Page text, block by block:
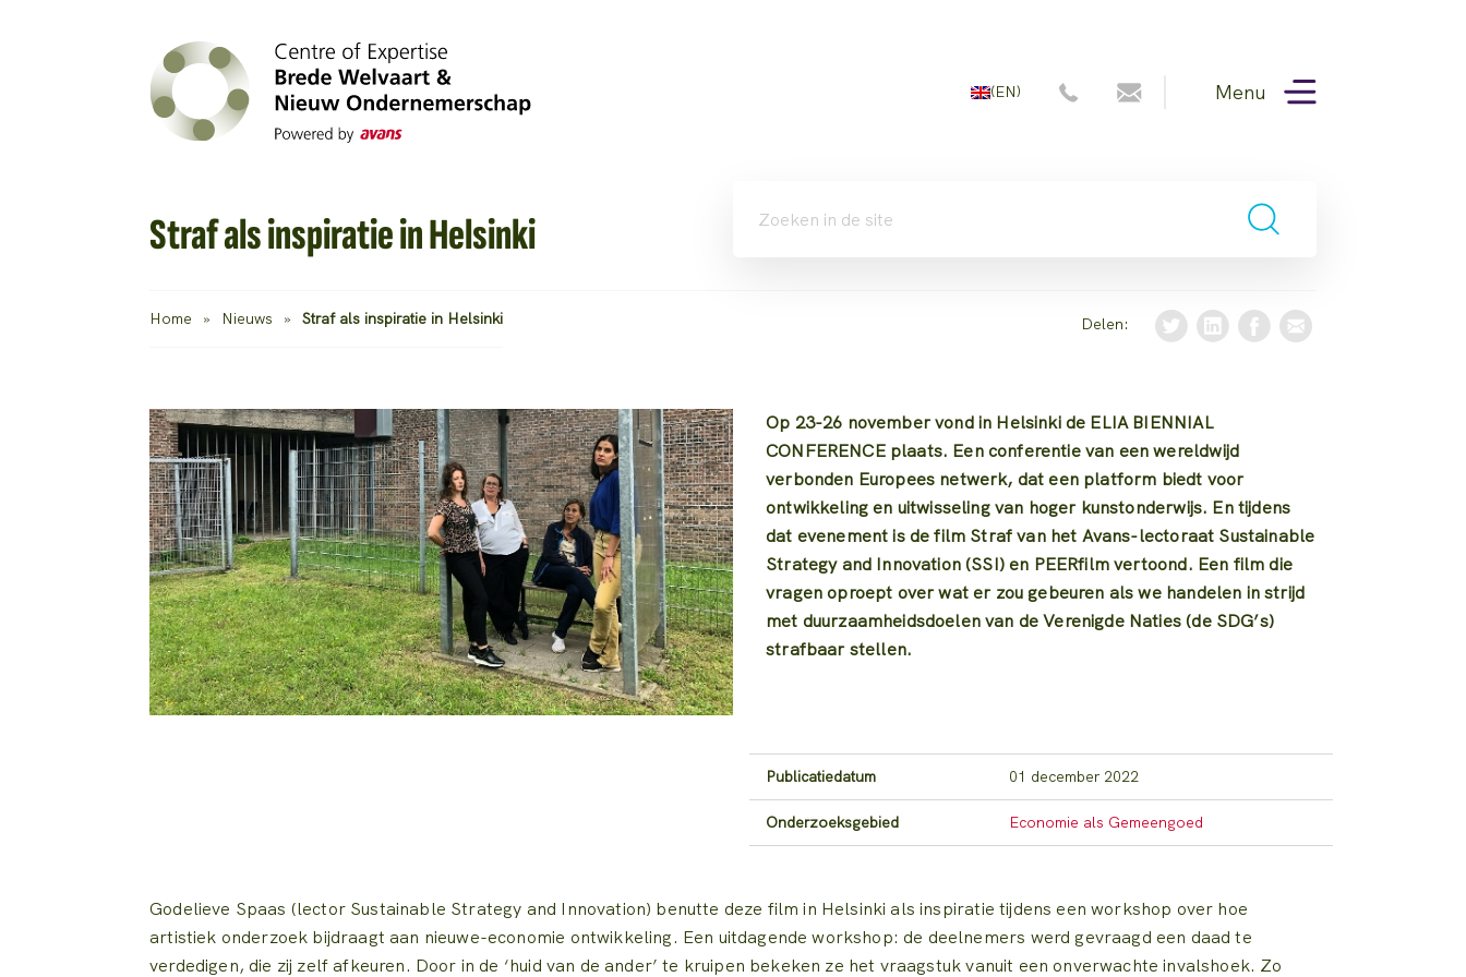
(EN) Menu
Straf als inspiratie in Helsinki
Home » Nieuws » Straf als inspiratie in Helsinki Delen:
Op 23-26 november vond in Helsinki de ELIA BIENNIAL
CONFERENCE plaats. Een conferentie van een wereldwijd
verbonden Europees netwerk, dat een platform biedt voor
ontwikkeling en uitwisseling van hoger kunstonderwijs. En tijdens
dat evenement is de film Straf van het Avans-lectoraat Sustainable
Strategy and Innovation (SSI) en PEERfilm vertoond. Een film die
vragen oproept over wat er zou gebeuren als we handelen in strijd
met duurzaamheidsdoelen van de Verenigde Naties (de SDG’s)
strafbaar stellen.
Publicatiedatum 01 december 2022
Onderzoeksgebied Economie als Gemeengoed
Godelieve Spaas (lector Sustainable Strategy and Innovation) benutte deze film in Helsinki als inspiratie tijdens een workshop over hoe
artistiek onderzoek bijdraagt aan nieuwe-economie ontwikkeling. Een uitdagende workshop: de deelnemers werd gevraagd een daad te
verdedigen, die zij zelf afkeuren. Door in de ‘huid van de ander’ te kruipen bekeken ze het vraagstuk vanuit een onverwachte invalshoek. Zo